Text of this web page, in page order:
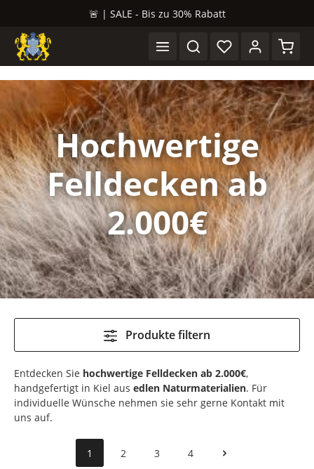
🚨 | SALE - Bis zu 30% Rabatt
Hochwertige
Felldecken ab
2.000€
Produkte filtern
Entdecken Sie hochwertige Felldecken ab 2.000€,
handgefertigt in Kiel aus edlen Naturmaterialien. Für
individuelle Wünsche nehmen sie sehr gerne Kontakt mit
uns auf.
1 2 3 4